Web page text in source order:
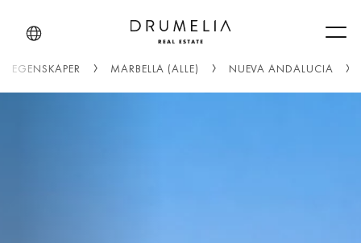
EGENSKAPER MARBELLA (ALLE) NUEVA ANDALUCIA